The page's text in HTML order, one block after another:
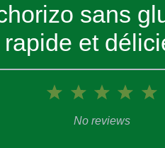
sans
rapide et
5
4
3
Stars
2
Stars
1
Star
No reviews